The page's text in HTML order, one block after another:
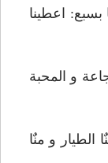
بسبع: اعطینا
و المحبة
الطیار و منٌا